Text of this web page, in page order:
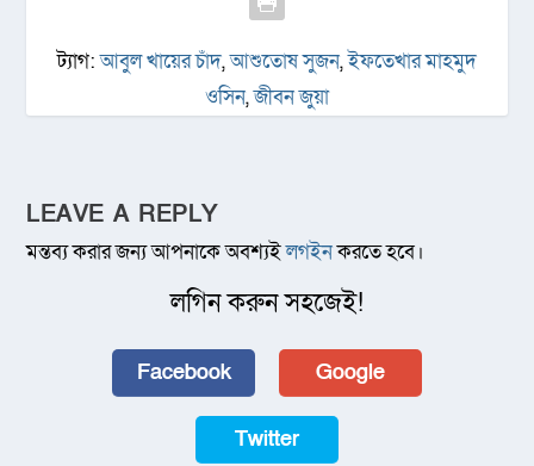
ট্যাগ:আবুল খায়ের চাঁদ,আশুতোষ সুজন,ইফতেখার মাহমুদ
ওসিন,জীবন জুয়া
LEAVE A REPLY
মন্তব্য করার জন্য আপনাকে অবশ্যইলগইনকরতে হবে।
লগিন করুন সহজেই!
Facebook Google
Twitter